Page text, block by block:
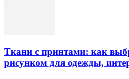
Ткани с принтами: как
рисунком для одежды,